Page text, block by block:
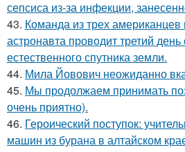
сепсиса из-за инфекции,
43. Команда из трех американцев
астронавта проводит третий день
естественного спутника земли.
44. Мила Йовович неожиданно
45. Мы продолжаем принимать
очень приятно).
46. Героический поступок:
машин из бурана в алтайском